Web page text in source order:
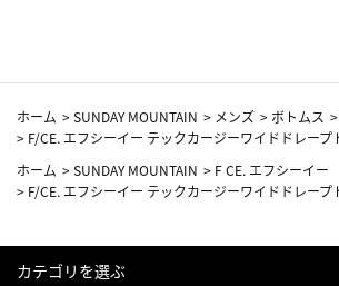
ホーム >SUNDAY MOUNTAIN > メンズ > ボトムス >
> F/CE. エフシーイー テックカージーワイドドレープ
ホーム >SUNDAY MOUNTAIN > F CE. エフシーイー
> F/CE. エフシーイー テックカージーワイドドレープ
カテゴリを選ぶ